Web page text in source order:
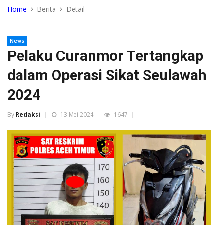
Home Berita Detail
News
Pelaku Curanmor Tertangkap
dalam Operasi Sikat Seulawah
2024
By Redaksi 13 Mei 2024 1647